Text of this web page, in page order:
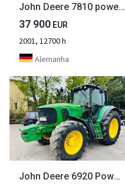
John Deere 7810 powerquad
37 900 EUR
2001, 12700 h
Alemanha
John Deere 6920 Powerquad